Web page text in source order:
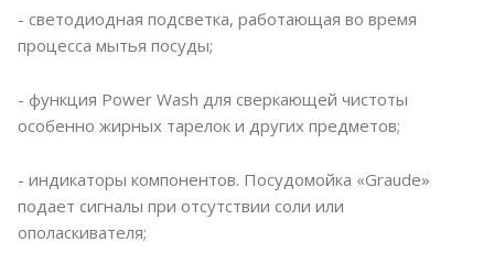
- светодиодная подсветка, работающая во время
процесса мытья посуды;
- функция Power Wash для сверкающей чистоты
особенно жирных тарелок и других предметов;
- индикаторы компонентов. Посудомойка «Graude»
подает сигналы при отсутствии соли или
ополаскивателя;